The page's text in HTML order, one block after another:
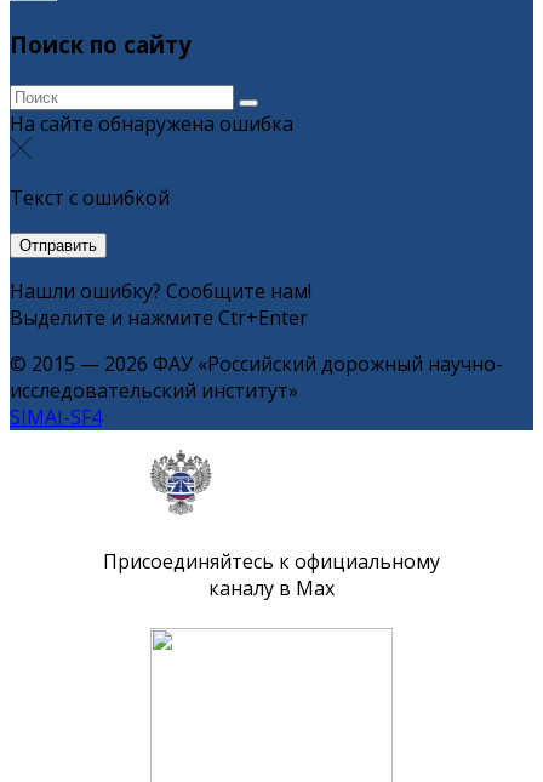
Поиск по сайту
На сайте обнаружена ошибка
Текст с ошибкой
Нашли ошибку? Сообщите нам!
Выделите и нажмите Ctr+Enter
© 2015 — 2026 ФАУ «Российский дорожный научно-
исследовательский институт»
SIMAI-SF4
Присоединяйтесь к официальному
каналу в Max